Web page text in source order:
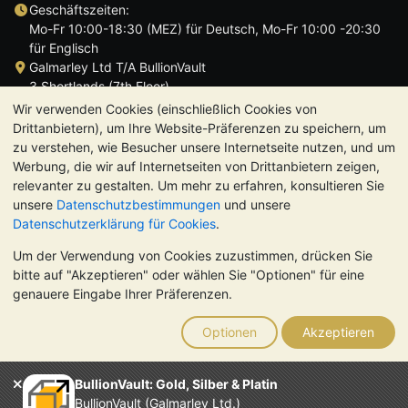
Wir verwenden Cookies (einschließlich Cookies von
Drittanbietern), um Ihre Website-Präferenzen zu speichern, um
zu verstehen, wie Besucher unsere Internetseite nutzen, und um
Werbung, die wir auf Internetseiten von Drittanbietern zeigen,
relevanter zu gestalten. Um mehr zu erfahren, konsultieren Sie
unsere Datenschutzbestimmungen und unsere
Datenschutzerklärung für Cookies.
Um der Verwendung von Cookies zuzustimmen, drücken Sie
bitte auf "Akzeptieren" oder wählen Sie "Optionen" für eine
genauere Eingabe Ihrer Präferenzen.
Optionen Akzeptieren
BullionVault: Gold, Silber & Platin
BullionVault (Galmarley Ltd.)
Geschäftszeiten:
Mo-Fr 10:00-18:30 (MEZ) für Deutsch, Mo-Fr 10:00 -20:30
für Englisch
Galmarley Ltd T/A BullionVault
3 Shortlands (7th Floor)
Hammersmith
London
W6 8DA
Großbritannien
TrustScore 4.8 | 725 Bewertungen
BITTE BEACHTEN SIE: Der Wert von Edelmetallen kann sowohl
steigen als auch fallen. Historische Trends sind keine Garantie
für zukünftige Preisentwicklungen. Nichts auf den Webseiten
von BullionVault oder in der Kommunikation stellt eine
Anlageberatung dar. Sie sollten sich von einem Fachmann
beraten lassen, um zu sehen, ob der Besitz von Edelmetallen
das Richtige für Sie ist.